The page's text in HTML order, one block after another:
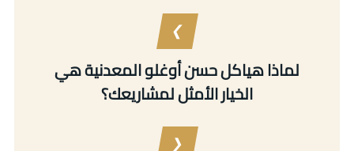
لماذا هياكل حسن أوغلو المعدنية هي
الخيار الأمثل لمشاريعك؟